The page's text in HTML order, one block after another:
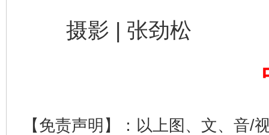
摄影 | 张劲松
【免责声明】：以上图、文、音/
揭开“小金库”的免责幌子